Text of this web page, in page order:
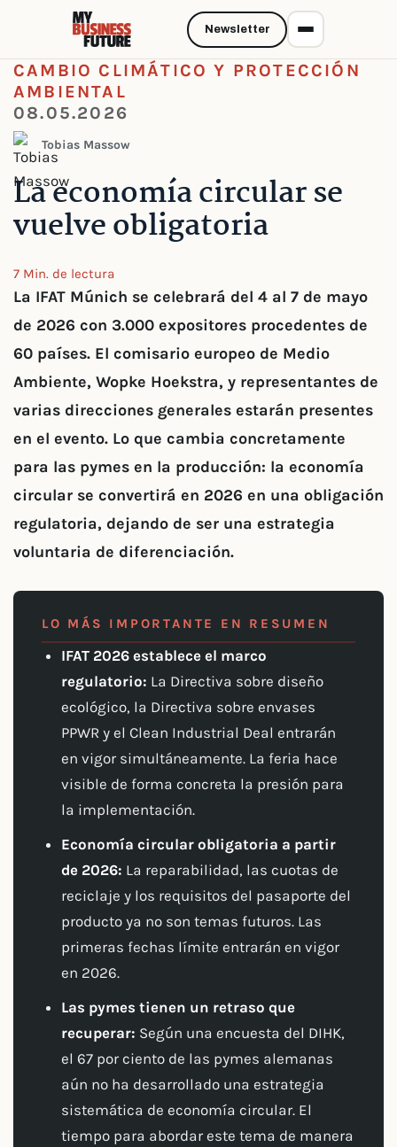
CAMBIO CLIMÁTICO Y PROTECCIÓN
AMBIENTAL
08.05.2026
Tobias Massow
La economía circular se
vuelve obligatoria
7 Min. de lectura
La IFAT Múnich se celebrará del 4 al 7 de mayo
de 2026 con 3.000 expositores procedentes de
60 países. El comisario europeo de Medio
Ambiente, Wopke Hoekstra, y representantes de
varias direcciones generales estarán presentes
en el evento. Lo que cambia concretamente
para las pymes en la producción: la economía
circular se convertirá en 2026 en una obligación
regulatoria, dejando de ser una estrategia
voluntaria de diferenciación.
LO MÁS IMPORTANTE EN RESUMEN
IFAT 2026 establece el marco
regulatorio: La Directiva sobre diseño
ecológico, la Directiva sobre envases
PPWR y el Clean Industrial Deal entrarán
en vigor simultáneamente. La feria hace
visible de forma concreta la presión para
la implementación.
Economía circular obligatoria a partir
de 2026: La reparabilidad, las cuotas de
reciclaje y los requisitos del pasaporte del
producto ya no son temas futuros. Las
primeras fechas límite entrarán en vigor
en 2026.
Las pymes tienen un retraso que
recuperar: Según una encuesta del DIHK,
el 67 por ciento de las pymes alemanas
aún no ha desarrollado una estrategia
sistemática de economía circular. El
tiempo para abordar este tema de manera
Newsletter